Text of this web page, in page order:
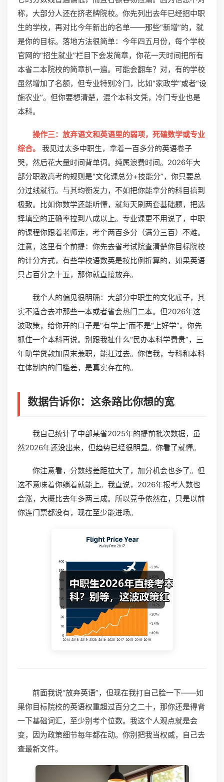
称，大部分人还在挤老牌院校。你先列出去年已经招中职
生的学校，再对比今年新出的名单——那些“新增”的，就
是你的目标。落地方法很简单：今年四五月份，每个学校
官网的“招生就业”栏目下会发简章，你花一天时间把所有
本省二本院校的简章扒一遍。可能会翻车？对，有的学校
虽然增加了名额，但专业特别冷门，比如“家政学”或者“设
施农业”。但你要想清楚，混个本科文凭，冷门专业也是
本科。
操作三：放弃语文和英语里的弱项，死磕数学或专业
综合。
我见过太多中职生，拿着一百多分的英语卷子
哭，然后花大量时间背单词。纯属浪费时间。2026年大
部分职教高考的规则是“文化课总分+技能分”，你只要总
分过线就行。与其均衡发力，不如把你能拿分的科目搞到
极致。比如你数学还能听懂，就每天刷两套基础题，把选
择填空的正确率拉到八成以上。专业课更不用说了，中职
的课程你跟着老师走，考个两百多分（满分三百）不难。
注意，这里有个前提：你先去省考试院查清楚你目标院校
的计分方式，有些学校语数英是按比例折算的，如果英语
只占百分之十五，那你就直接放弃。
我个人的偏见很明确：大部分中职生的文化底子，其
实不适合去冲那些一本或者省会热门二本。但2026年这
波政策，给你开的口子是“有学上”而不是“上好学”。你先
抓住一个本科再说。别跟我扯什么“民办本科学费贵”，三
年助学贷款加周末兼职，能扛过去。你信我，专科和本科
在体制内的门槛差，是真实存在的。
数据告诉你：这条路比你想的宽
我自己统计了中部某省2025年的提前批次数据，虽
然2026年还没出来，但趋势已经很明显。你看了就懂。
你注意看，分数线差距拉大了，加分机会也多了。但
这不意味着你躺着就能上。我直说，2026年报考人数也
会涨，大概比去年多两三成。所以竞争依然在，只是以前
你连门票都没有，现在至少能进场。
前面我说“放弃英语”，但现在我打自己脸一下——如
果你目标院校的英语权重超过百分之二十，那你还是得背
一下基础词汇，至少别考个位数。我这个人观点就是会
变，因为政策细节每年都在动。你别把我当权威，自己去
查最新文件。